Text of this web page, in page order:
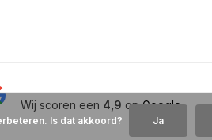
Wij scoren een 4,9 opGoogle
Is dat akkoord? Ja